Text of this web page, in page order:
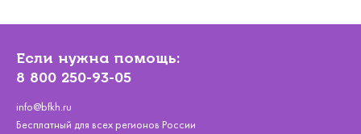
Если нужна помощь:
8 800 250-93-05
info@bfkh.ru
Бесплатный для всех регионов России